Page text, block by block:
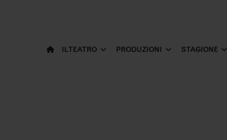
IL TEATRO PRODUZIONI STAGIONE